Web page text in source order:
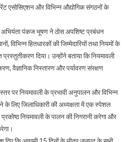
एसोसिएशन और विभिन्न औद्योगिक संगठनों के
अभियंता पंकज भूषण ने ठोस अपशिष्ट प्रबंधन
विभिन्न हितधारकों की जिम्मेदारियों तथा नियमों के
दिया। उन्होंने बताया कि नियमावली
वैज्ञानिक निस्तारण और पर्यावरण संरक्षण
पर नियमावली के प्रभावी अनुपालन और विभिन्न
के लिए जिलाधिकारी की अध्यक्षता में एक स्पेशल
नियमावली के पालन की निगरानी करेगा और